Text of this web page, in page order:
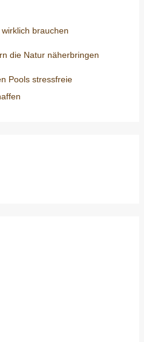
brauchen
die Natur näherbringen
Pools stressfreie